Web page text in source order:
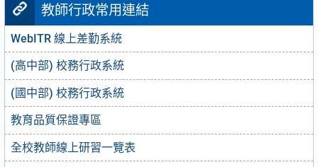
教師行政常用連結
WebITR 線上差勤系統
(高中部) 校務行政系統
(國中部) 校務行政系統
教育品質保證專區
全校教師線上研習一覽表